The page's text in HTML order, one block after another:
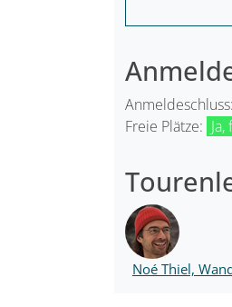
Freie Plätze:
Noé Thiel,